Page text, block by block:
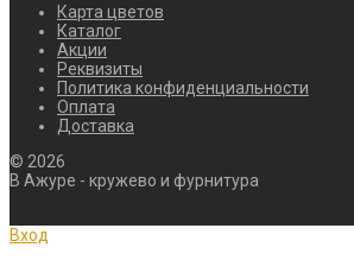
Карта цветов
Каталог
Акции
Реквизиты
Политика конфиденциальности
Оплата
Доставка
© 2026
В Ажуре - кружево и фурнитура
Вход